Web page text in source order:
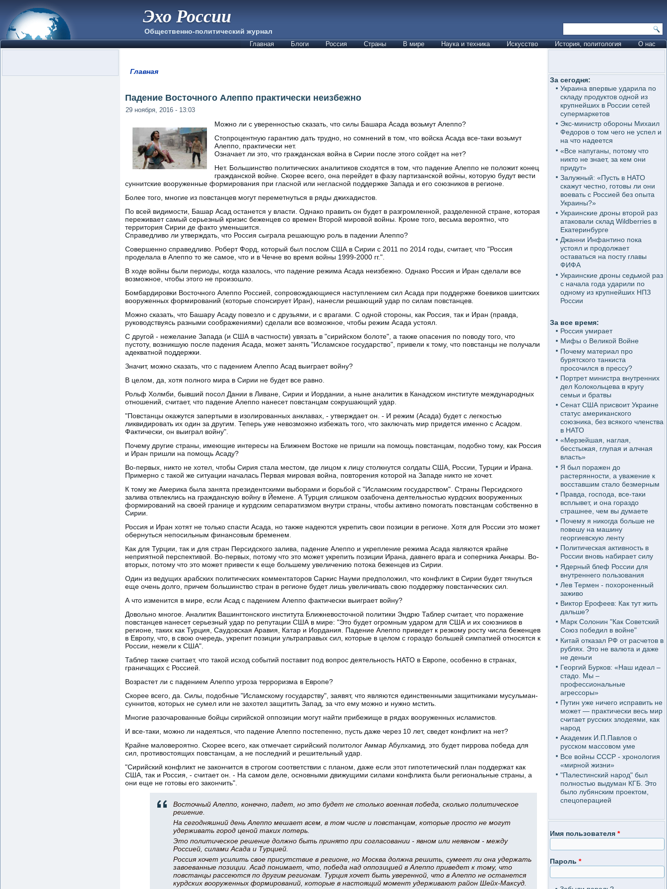
Эхо России
Общественно-политический журнал
Главная Блоги Россия Страны В мире Наука и техника Искусство История, политология О нас
Главная
Падение Восточного Алеппо практически неизбежно
29 ноября, 2016 - 13:03
Можно ли с уверенностью сказать, что силы Башара Асада возьмут Алеппо?
Стопроцентную гарантию дать трудно, но сомнений в том, что войска Асада все-таки возьмут
Алеппо, практически нет.
Означает ли это, что гражданская война в Сирии после этого сойдет на нет?
Нет. Большинство политических аналитиков сходятся в том, что падение Алеппо не положит конец
гражданской войне. Скорее всего, она перейдет в фазу партизанской войны, которую будут вести
суннитские вооруженные формирования при гласной или негласной поддержке Запада и его союзников в регионе.
Более того, многие из повстанцев могут переметнуться в ряды джихадистов.
По всей видимости, Башар Асад останется у власти. Однако править он будет в разгромленной, разделенной стране, которая
переживает самый серьезный кризис беженцев со времен Второй мировой войны. Кроме того, весьма вероятно, что
территория Сирии де факто уменьшится.
Справедливо ли утверждать, что Россия сыграла решающую роль в падении Алеппо?
Совершенно справедливо. Роберт Форд, который был послом США в Сирии с 2011 по 2014 годы, считает, что "Россия
проделала в Алеппо то же самое, что и в Чечне во время войны 1999-2000 гг.".
В ходе войны были периоды, когда казалось, что падение режима Асада неизбежно. Однако Россия и Иран сделали все
возможное, чтобы этого не произошло.
Бомбардировки Восточного Алеппо Россией, сопровождающиеся наступлением сил Асада при поддержке боевиков шиитских
вооруженных формирований (которые спонсирует Иран), нанесли решающий удар по силам повстанцев.
Можно сказать, что Башару Асаду повезло и с друзьями, и с врагами. С одной стороны, как Россия, так и Иран (правда,
руководствуясь разными соображениями) сделали все возможное, чтобы режим Асада устоял.
С другой - нежелание Запада (и США в частности) увязать в "сирийском болоте", а также опасения по поводу того, что
пустоту, возникшую после падения Асада, может занять "Исламское государство", привели к тому, что повстанцы не получали
адекватной поддержки.
Значит, можно сказать, что с падением Алеппо Асад выиграет войну?
В целом, да, хотя полного мира в Сирии не будет все равно.
Рольф Холмби, бывший посол Дании в Ливане, Сирии и Иордании, а ныне аналитик в Канадском институте международных
отношений, считает, что падение Алеппо нанесет повстанцам сокрушающий удар.
"Повстанцы окажутся запертыми в изолированных анклавах, - утверждает он. - И режим (Асада) будет с легкостью
ликвидировать их один за другим. Теперь уже невозможно избежать того, что заключать мир придется именно с Асадом.
Фактически, он выиграл войну".
Почему другие страны, имеющие интересы на Ближнем Востоке не пришли на помощь повстанцам, подобно тому, как Россия
и Иран пришли на помощь Асаду?
Во-первых, никто не хотел, чтобы Сирия стала местом, где лицом к лицу столкнутся солдаты США, России, Турции и Ирана.
Примерно с такой же ситуации началась Первая мировая война, повторения которой на Западе никто не хочет.
К тому же Америка была занята президентскими выборами и борьбой с "Исламским государством". Страны Персидского
залива отвлеклись на гражданскую войну в Йемене. А Турция слишком озабочена деятельностью курдских вооруженных
формирований на своей границе и курдским сепаратизмом внутри страны, чтобы активно помогать повстанцам собственно в
Сирии.
Россия и Иран хотят не только спасти Асада, но также надеются укрепить свои позиции в регионе. Хотя для России это может
обернуться непосильным финансовым бременем.
Как для Турции, так и для стран Персидского залива, падение Алеппо и укрепление режима Асада являются крайне
неприятной перспективой. Во-первых, потому что это может укрепить позиции Ирана, давнего врага и соперника Анкары. Во-
вторых, потому что это может привести к еще большему увеличению потока беженцев из Сирии.
Один из ведущих арабских политических комментаторов Саркис Науми предположил, что конфликт в Сирии будет тянуться
еще очень долго, причем большинство стран в регионе будет лишь увеличивать свою поддержку повстанческих сил.
А что изменится в мире, если Асад с падением Алеппо фактически выиграет войну?
Довольно многое. Аналитик Вашингтонского института Ближневосточной политики Эндрю Таблер считает, что поражение
повстанцев нанесет серьезный удар по репутации США в мире: "Это будет огромным ударом для США и их союзников в
регионе, таких как Турция, Саудовская Аравия, Катар и Иордания. Падение Алеппо приведет к резкому росту числа беженцев
в Европу, что, в свою очередь, укрепит позиции ультраправых сил, которые в целом с гораздо большей симпатией относятся к
России, нежели к США".
Таблер также считает, что такой исход событий поставит под вопрос деятельность НАТО в Европе, особенно в странах,
граничащих с Россией.
Возрастет ли с падением Алеппо угроза терроризма в Европе?
Скорее всего, да. Силы, подобные "Исламскому государству", заявят, что являются единственными защитниками мусульман-
суннитов, которых не сумел или не захотел защитить Запад, за что ему можно и нужно мстить.
Многие разочарованные бойцы сирийской оппозиции могут найти прибежище в рядах вооруженных исламистов.
И все-таки, можно ли надеяться, что падение Алеппо постепенно, пусть даже через 10 лет, сведет конфликт на нет?
Крайне маловероятно. Скорее всего, как отмечает сирийский политолог Аммар Абулхамид, это будет пиррова победа для
сил, противостоящих повстанцам, а не последний и решительный удар.
"Сирийский конфликт не закончится в строгом соответствии с планом, даже если этот гипотетический план поддержат как
США, так и Россия, - считает он. - На самом деле, основными движущими силами конфликта были региональные страны, а
они еще не готовы его закончить".
Восточный Алеппо, конечно, падет, но это будет не столько военная победа, сколько политическое
решение.
На сегодняшний день Алеппо мешает всем, в том числе и повстанцам, которые просто не могут
удерживать город ценой таких потерь.
Это политическое решение должно быть принято при согласовании - явном или неявном - между
Россией, силами Асада и Турцией.
Россия хочет усилить свое присутствие в регионе, но Москва должна решить, сумеет ли она удержать
завоеванные позиции. Асад понимает, что, победа над оппозицией в Алеппо приведет к тому, что
повстанцы рассеются по другим регионам. Турция хочет быть уверенной, что в Алеппо не останется
курдских вооруженных формирований, которые в настоящий момент удерживают район Шейх-Максуд.
За сегодня:
Украина впервые ударила по
складу продуктов одной из
крупнейших в России сетей
супермаркетов
Экс-министр обороны Михаил
Федоров о том чего не успел и
на что надеется
«Все напуганы, потому что
никто не знает, за кем они
придут»
Залужный: «Пусть в НАТО
скажут честно, готовы ли они
воевать с Россией без опыта
Украины?»
Украинские дроны второй раз
атаковали склад Wildberries в
Екатеринбурге
Джанни Инфантино пока
устоял и продолжает
оставаться на посту главы
ФИФА
Украинские дроны седьмой раз
с начала года ударили по
одному из крупнейших НПЗ
России
За все время:
Россия умирает
Мифы о Великой Войне
Почему материал про
бурятского танкиста
просочился в прессу?
Портрет министра внутренних
дел Колокольцева в кругу
семьи и братвы
Сенат США присвоит Украине
статус американского
союзника, без всякого членства
в НАТО
«Мерзейшая, наглая,
бесстыжая, глупая и алчная
власть»
Я был поражен до
растерянности, а уважение к
восставшим стало безмерным
Правда, господа, все-таки
всплывет, и она гораздо
страшнее, чем вы думаете
Почему я никогда больше не
повешу на машину
георгиевскую ленту
Политическая активность в
России вновь набирает силу
Ядерный блеф России для
внутреннего пользования
Лев Термен - похороненный
заживо
Виктор Ерофеев: Как тут жить
дальше?
Марк Солонин "Как Советский
Союз победил в войне"
Китай отказал РФ от расчетов в
рублях. Это не валюта и даже
не деньги
Георгий Бурков: «Наш идеал –
стадо. Мы –
профессиональные
агрессоры»
Путин уже ничего исправить не
может — практически весь мир
считает русских злодеями, как
народ
Академик И.П.Павлов о
русском массовом уме
Все войны СССР - хронология
«мирной жизни»
"Палестинский народ" был
полностью выдуман КГБ. Это
было лубянским проектом,
спецоперацией
Имя пользователя *
Пароль *